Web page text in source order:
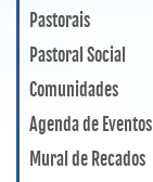
Pastorais
Pastoral Social
Comunidades
Agenda de Eventos
Mural de Recados